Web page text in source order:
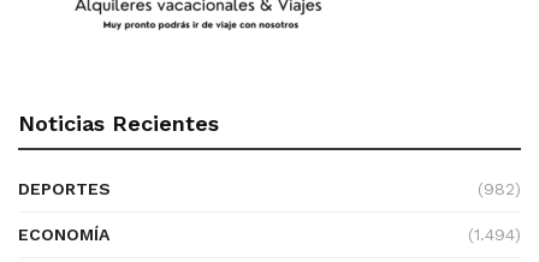
Noticias Recientes
DEPORTES (982)
ECONOMÍA (1.494)